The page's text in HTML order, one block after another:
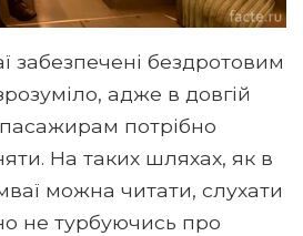
забезпечені бездротовим
адже в довгій
потрібно
На таких шляхах, як в
можна читати, слухати
не турбуючись про